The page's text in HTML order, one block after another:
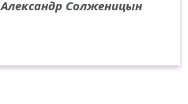
Александр Солженицын